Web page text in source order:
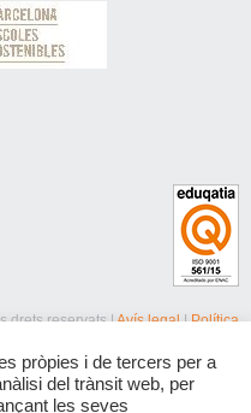
drets reservats |Avís legal|Política
pròpies i de tercers per a
del trànsit web, per
les seves